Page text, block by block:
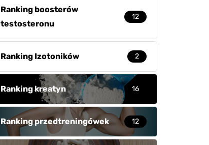
Ranking boosterów
testosteronu
12
Ranking Izotoników 2
Ranking kreatyn 16
Ranking przedtreningówek 12